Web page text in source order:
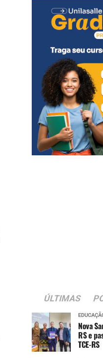
ÚLTIMAS
Nova
RS e
TCE-RS